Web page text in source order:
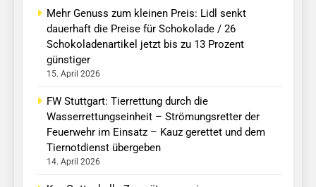
Mehr Genuss zum kleinen Preis: Lidl senkt
dauerhaft die Preise für Schokolade / 26
Schokoladenartikel jetzt bis zu 13 Prozent
günstiger
15. April 2026
FW Stuttgart: Tierrettung durch die
Wasserrettungseinheit – Strömungsretter der
Feuerwehr im Einsatz – Kauz gerettet und dem
Tiernotdienst übergeben
14. April 2026